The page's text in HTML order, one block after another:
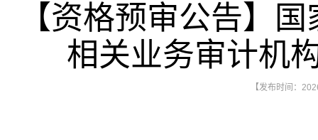
【资格预审公告】
相关业务审计机
【发布时间：